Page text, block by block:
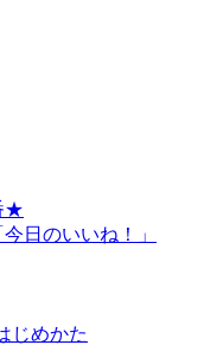
★
日のいいね！」
じめかた